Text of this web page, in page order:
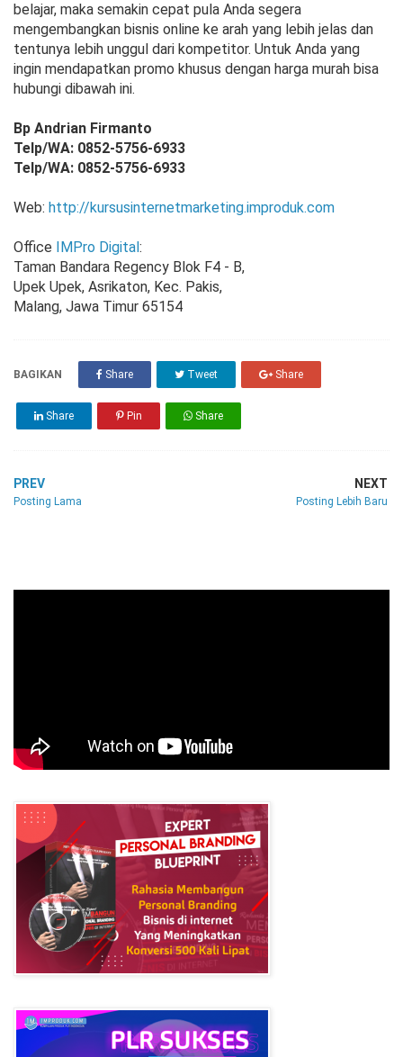
belajar, maka semakin cepat pula Anda segera
mengembangkan bisnis online ke arah yang lebih jelas dan
tentunya lebih unggul dari kompetitor. Untuk Anda yang
ingin mendapatkan promo khusus dengan harga murah bisa
hubungi dibawah ini.
Bp Andrian Firmanto
Telp/WA: 0852-5756-6933
Telp/WA: 0852-5756-6933
Web: http://kursusinternetmarketing.improduk.com
Office IMPro Digital:
Taman Bandara Regency Blok F4 - B,
Upek Upek, Asrikaton, Kec. Pakis,
Malang, Jawa Timur 65154
BAGIKAN Share Tweet Share
Share Pin Share
PREV
Posting Lama
NEXT
Posting Lebih Baru